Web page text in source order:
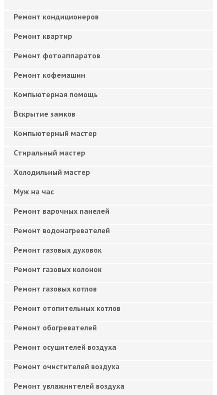
Ремонт кондиционеров
Ремонт квартир
Ремонт фотоаппаратов
Ремонт кофемашин
Компьютерная помощь
Вскрытие замков
Компьютерный мастер
Cтиральный мастер
Холодильный мастер
Муж на час
Ремонт варочных панелей
Ремонт водонагревателей
Ремонт газовых духовок
Ремонт газовых колонок
Ремонт газовых котлов
Ремонт отопительных котлов
Ремонт обогревателей
Ремонт осушителей воздуха
Ремонт очистителей воздуха
Ремонт увлажнителей воздуха